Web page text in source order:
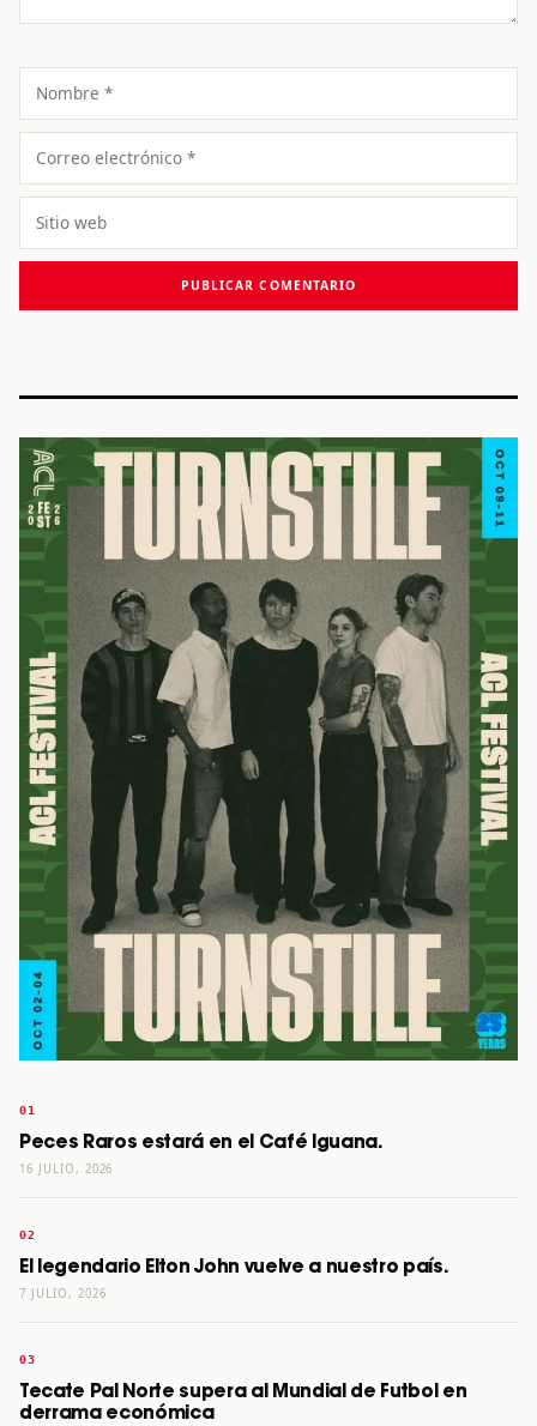
Nombre
Correo
electrónico
Sitio
web
Peces Raros estará en el Café Iguana.
16 JULIO, 2026
El legendario Elton John vuelve a nuestro país.
7 JULIO, 2026
Tecate Pal Norte supera al Mundial de Futbol en
derrama económica